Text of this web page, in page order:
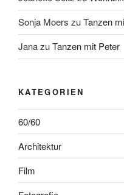
Sonja Moers zuTanzen
JanazuTanzen mit Peter
KATEGORIEN
60/60
Architektur
Film